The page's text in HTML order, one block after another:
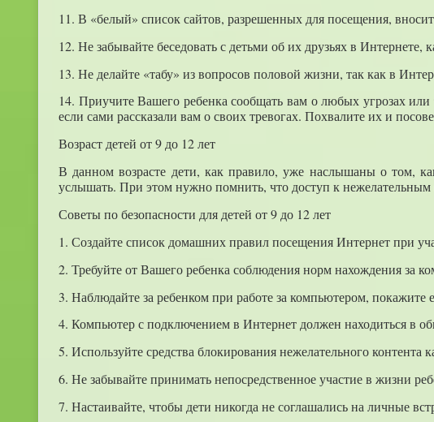
11. В «белый» список сайтов, разрешенных для посещения,
12. Не забывайте беседовать с детьми об их друзьях в
13. Не делайте «табу» из вопросов половой жизни, так как в
14. Приучите Вашего ребенка сообщать вам о любых угрозах
если сами рассказали вам о своих тревогах. Похвалите их и
Возраст детей от 9 до 12 лет
В данном возрасте дети, как правило, уже наслышаны о том,
услышать. При этом нужно помнить, что доступ к нежелательным
Советы по безопасности для детей от 9 до 12 лет
1. Создайте список домашних правил посещения Интернет при
2. Требуйте от Вашего ребенка соблюдения норм нахождения за
3. Наблюдайте за ребенком при работе за компьютером, покажите
4. Компьютер с подключением в Интернет должен находиться в
5. Используйте средства блокирования нежелательного
6. Не забывайте принимать непосредственное участие в жизни
7. Настаивайте, чтобы дети никогда не соглашались на личные